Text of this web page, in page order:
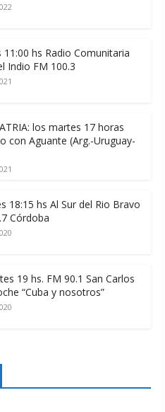
11:00 hs Radio Comunitaria
Indio FM 100.3
los martes 17 horas
con Aguante (Arg.-Uruguay-
18:15 hs Al Sur del Rio Bravo
Córdoba
19 hs. FM 90.1 San Carlos
“Cuba y nosotros”